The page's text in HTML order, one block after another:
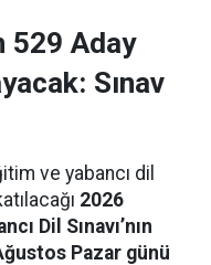
529 Aday
Sınav
ve yabancı dil
2026
Dil Sınavı’nın
Pazar günü